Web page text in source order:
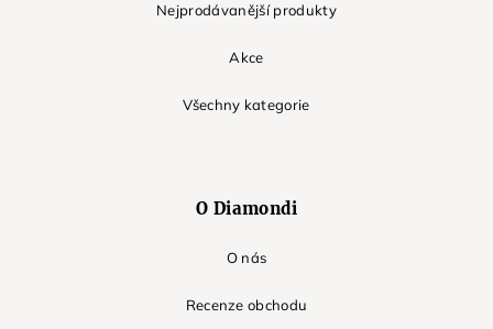
Nejprodávanější produkty
Akce
Všechny kategorie
O Diamondi
O nás
Recenze obchodu